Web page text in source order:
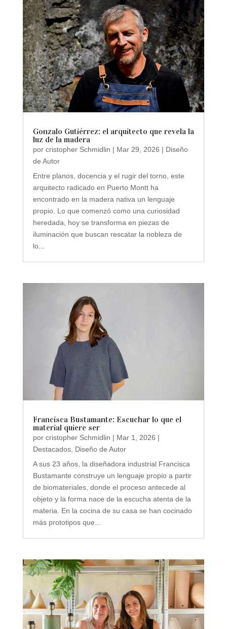
Gonzalo Gutiérrez: el arquitecto que revela la
luz de la madera
por cristopher Schmidlin | Mar 29, 2026 | Diseño
de Autor
Entre planos, docencia y el rugir del torno, este
arquitecto radicado en Puerto Montt ha
encontrado en la madera nativa un lenguaje
propio. Lo que comenzó como una curiosidad
heredada, hoy se transforma en piezas de
iluminación que buscan rescatar la nobleza de
lo...
Francisca Bustamante: Escuchar lo que el
material quiere ser
por cristopher Schmidlin | Mar 1, 2026 |
Destacados, Diseño de Autor
A sus 23 años, la diseñadora industrial Francisca
Bustamante construye un lenguaje propio a partir
de biomateriales, donde el proceso antecede al
objeto y la forma nace de la escucha atenta de la
materia. En la cocina de su casa se han cocinado
más prototipos que...